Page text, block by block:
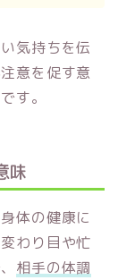
気持ちを伝
意を促す意
す。
味
体の健康に
わり目や忙
相手の体調